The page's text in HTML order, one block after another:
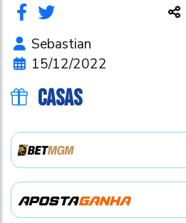
Sebastian
15/12/2022
CASAS